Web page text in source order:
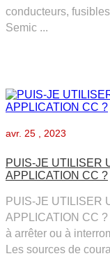
conducteurs,
Semic ...
avr. 25 , 2023
PUIS-JE UTILISER
APPLICATION CC ?
PUIS-JE UTILISER
APPLICATION CC
à arrêter ou à
Les sources de